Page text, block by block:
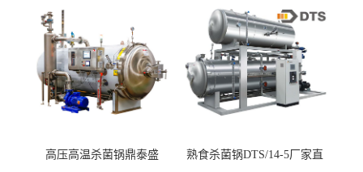
高压高温杀菌锅鼎泰盛
熟食杀菌锅DTS/14-5厂家直